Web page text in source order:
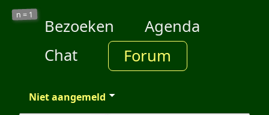
n = 1
Bezoeken
Agenda
Chat
Forum
Niet aangemeld